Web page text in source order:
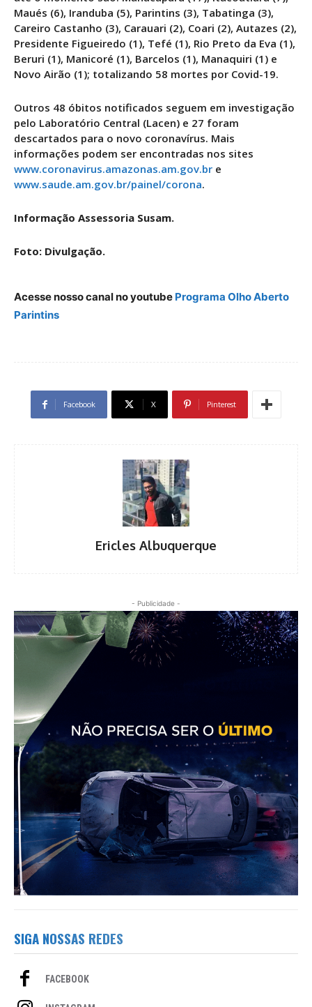
Maués (6), Iranduba (5), Parintins (3), Tabatinga (3),
Careiro Castanho (3), Carauari (2), Coari (2), Autazes (2),
Presidente Figueiredo (1), Tefé (1), Rio Preto da Eva (1),
Beruri (1), Manicoré (1), Barcelos (1), Manaquiri (1) e
Novo Airão (1); totalizando 58 mortes por Covid-19.
Outros 48 óbitos notificados seguem em investigação
pelo Laboratório Central (Lacen) e 27 foram
descartados para o novo coronavírus. Mais
informações podem ser encontradas nos sites
www.coronavirus.amazonas.am.gov.br e
www.saude.am.gov.br/painel/corona.
Informação Assessoria Susam.
Foto: Divulgação.
Acesse nosso canal no youtube Programa Olho Aberto
Parintins
Facebook X Pinterest
Ericles Albuquerque
- Publicidade -
SIGA NOSSAS REDES
FACEBOOK